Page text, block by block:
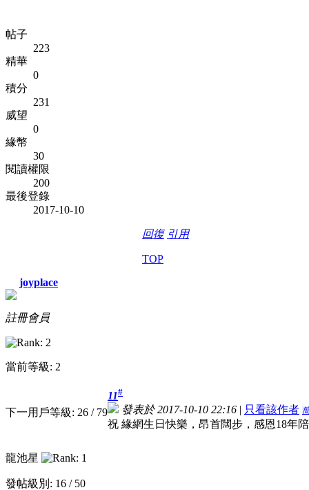
帖子
223
精華
0
積分
231
威望
0
緣幣
30
閱讀權限
200
最後登錄
2017-10-10
回復 引用
TOP
joyplace
註冊會員
當前等級: 2
下一用戶等級: 26 / 79
龍池星
發帖級別: 16 / 50
11#
發表於 2017-10-10 22:16 | 只看該作者
祝 緣網生日快樂，昂首闊步，感恩18年